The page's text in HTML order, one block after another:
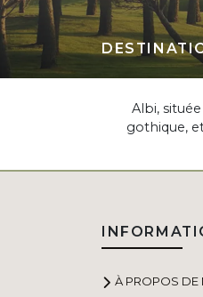
Albi,
gothique,
À PROPOS DE